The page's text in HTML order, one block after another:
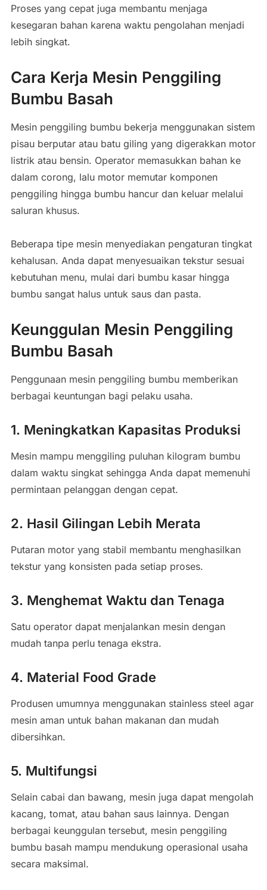
Proses yang cepat juga membantu menjaga
kesegaran bahan karena waktu pengolahan menjadi
lebih singkat.
Cara Kerja Mesin Penggiling
Bumbu Basah
Mesin penggiling bumbu bekerja menggunakan sistem
pisau berputar atau batu giling yang digerakkan motor
listrik atau bensin. Operator memasukkan bahan ke
dalam corong, lalu motor memutar komponen
penggiling hingga bumbu hancur dan keluar melalui
saluran khusus.
Beberapa tipe mesin menyediakan pengaturan tingkat
kehalusan. Anda dapat menyesuaikan tekstur sesuai
kebutuhan menu, mulai dari bumbu kasar hingga
bumbu sangat halus untuk saus dan pasta.
Keunggulan Mesin Penggiling
Bumbu Basah
Penggunaan mesin penggiling bumbu memberikan
berbagai keuntungan bagi pelaku usaha.
1. Meningkatkan Kapasitas Produksi
Mesin mampu menggiling puluhan kilogram bumbu
dalam waktu singkat sehingga Anda dapat memenuhi
permintaan pelanggan dengan cepat.
2. Hasil Gilingan Lebih Merata
Putaran motor yang stabil membantu menghasilkan
tekstur yang konsisten pada setiap proses.
3. Menghemat Waktu dan Tenaga
Satu operator dapat menjalankan mesin dengan
mudah tanpa perlu tenaga ekstra.
4. Material Food Grade
Produsen umumnya menggunakan stainless steel agar
mesin aman untuk bahan makanan dan mudah
dibersihkan.
5. Multifungsi
Selain cabai dan bawang, mesin juga dapat mengolah
kacang, tomat, atau bahan saus lainnya. Dengan
berbagai keunggulan tersebut, mesin penggiling
bumbu basah mampu mendukung operasional usaha
secara maksimal.